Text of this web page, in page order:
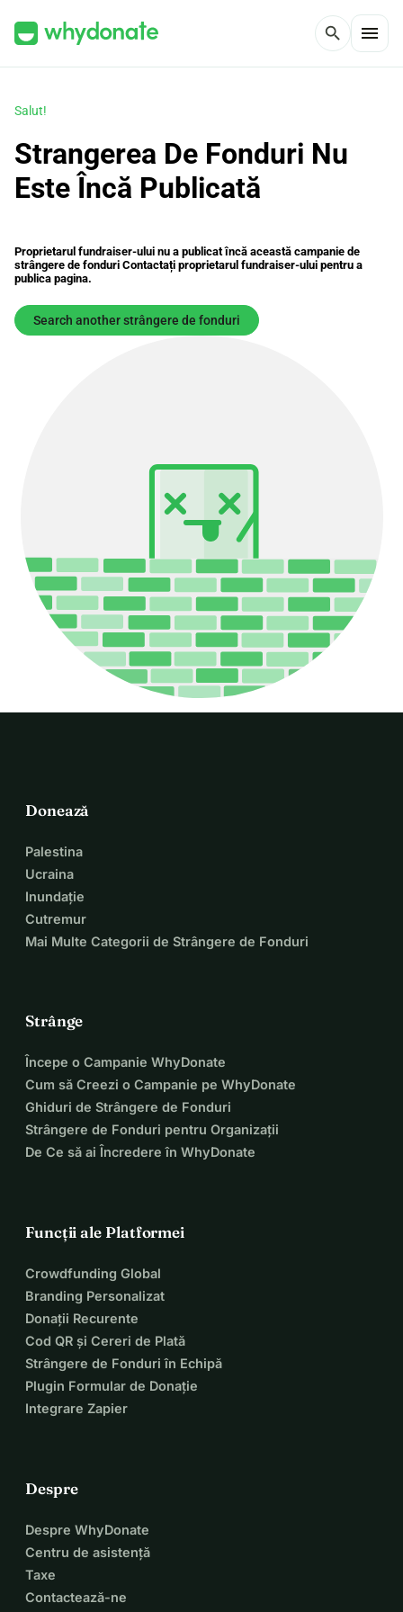
search menu
Salut!
Strangerea De Fonduri Nu
Este Încă Publicată
Proprietarul fundraiser-ului nu a publicat încă această campanie de
strângere de fonduri Contactați proprietarul fundraiser-ului pentru a
publica pagina.
Search another strângere de fonduri
Donează
Palestina
Ucraina
Inundație
Cutremur
Mai Multe Categorii de Strângere de Fonduri
Strânge
Începe o Campanie WhyDonate
Cum să Creezi o Campanie pe WhyDonate
Ghiduri de Strângere de Fonduri
Strângere de Fonduri pentru Organizații
De Ce să ai Încredere în WhyDonate
Funcții ale Platformei
Crowdfunding Global
Branding Personalizat
Donații Recurente
Cod QR și Cereri de Plată
Strângere de Fonduri în Echipă
Plugin Formular de Donație
Integrare Zapier
Despre
Despre WhyDonate
Centru de asistență
Taxe
Contactează-ne